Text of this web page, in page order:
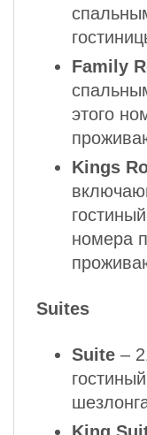
Family
этого
Kings
номера
Suites
Suite –